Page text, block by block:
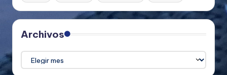
Archivos
Archivos